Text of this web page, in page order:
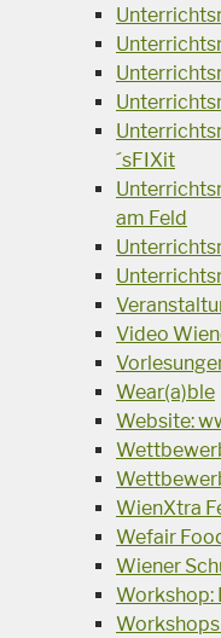
´sFIXit
am Feld
Video
Wear(a)ble
Website:
WienXtra
Wefair
Wiener
Workshop: